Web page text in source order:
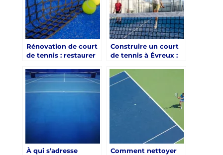
Rénovation de court
de tennis : restaurer
prolonger la durée de
vie du terrain
Construire un court
de tennis à Évreux :
experte pour un
terrain performant et
À qui s’adresse
Comment nettoyer